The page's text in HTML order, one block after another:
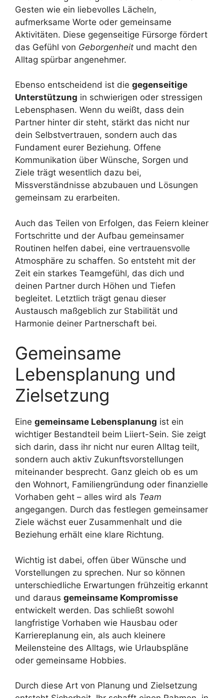
Gesten wie ein liebevolles Lächeln,
aufmerksame Worte oder gemeinsame
Aktivitäten. Diese gegenseitige Fürsorge fördert
das Gefühl von Geborgenheit und macht den
Alltag spürbar angenehmer.
Ebenso entscheidend ist die gegenseitige
Unterstützung in schwierigen oder stressigen
Lebensphasen. Wenn du weißt, dass dein
Partner hinter dir steht, stärkt das nicht nur
dein Selbstvertrauen, sondern auch das
Fundament eurer Beziehung. Offene
Kommunikation über Wünsche, Sorgen und
Ziele trägt wesentlich dazu bei,
Missverständnisse abzubauen und Lösungen
gemeinsam zu erarbeiten.
Auch das Teilen von Erfolgen, das Feiern kleiner
Fortschritte und der Aufbau gemeinsamer
Routinen helfen dabei, eine vertrauensvolle
Atmosphäre zu schaffen. So entsteht mit der
Zeit ein starkes Teamgefühl, das dich und
deinen Partner durch Höhen und Tiefen
begleitet. Letztlich trägt genau dieser
Austausch maßgeblich zur Stabilität und
Harmonie deiner Partnerschaft bei.
Gemeinsame
Lebensplanung und
Zielsetzung
Eine gemeinsame Lebensplanung ist ein
wichtiger Bestandteil beim Liiert-Sein. Sie zeigt
sich darin, dass ihr nicht nur euren Alltag teilt,
sondern auch aktiv Zukunftsvorstellungen
miteinander besprecht. Ganz gleich ob es um
den Wohnort, Familiengründung oder finanzielle
Vorhaben geht – alles wird als Team
angegangen. Durch das festlegen gemeinsamer
Ziele wächst euer Zusammenhalt und die
Beziehung erhält eine klare Richtung.
Wichtig ist dabei, offen über Wünsche und
Vorstellungen zu sprechen. Nur so können
unterschiedliche Erwartungen frühzeitig erkannt
und daraus gemeinsame Kompromisse
entwickelt werden. Das schließt sowohl
langfristige Vorhaben wie Hausbau oder
Karriereplanung ein, als auch kleinere
Meilensteine des Alltags, wie Urlaubspläne
oder gemeinsame Hobbies.
Durch diese Art von Planung und Zielsetzung